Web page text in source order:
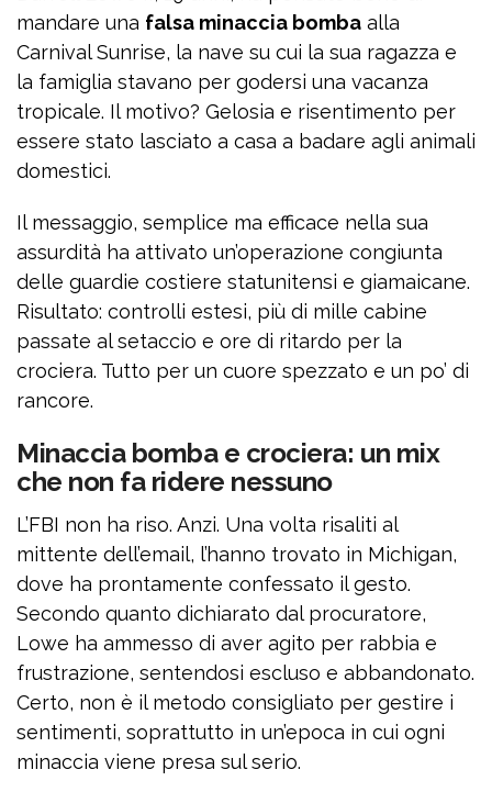
mandare una falsa minaccia bomba alla
Carnival Sunrise, la nave su cui la sua ragazza e
la famiglia stavano per godersi una vacanza
tropicale. Il motivo? Gelosia e risentimento per
essere stato lasciato a casa a badare agli animali
domestici.
Il messaggio, semplice ma efficace nella sua
assurdità ha attivato un’operazione congiunta
delle guardie costiere statunitensi e giamaicane.
Risultato: controlli estesi, più di mille cabine
passate al setaccio e ore di ritardo per la
crociera. Tutto per un cuore spezzato e un po’ di
rancore.
Minaccia bomba e crociera: un mix
che non fa ridere nessuno
L’FBI non ha riso. Anzi. Una volta risaliti al
mittente dell’email, l’hanno trovato in Michigan,
dove ha prontamente confessato il gesto.
Secondo quanto dichiarato dal procuratore,
Lowe ha ammesso di aver agito per rabbia e
frustrazione, sentendosi escluso e abbandonato.
Certo, non è il metodo consigliato per gestire i
sentimenti, soprattutto in un’epoca in cui ogni
minaccia viene presa sul serio.